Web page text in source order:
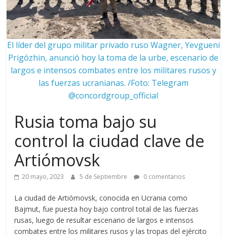
El líder del grupo militar privado ruso Wagner, Yevgueni
Prigózhin, anunció hoy la toma de la urbe, escenario de
largos e intensos combates entre los militares rusos y
las fuerzas ucranianas. /Foto: Telegram
@concordgroup_official
Rusia toma bajo su
control la ciudad clave de
Artiómovsk
20 mayo, 2023 5 de Septiembre 0 comentarios
La ciudad de Artiómovsk, conocida en Ucrania como
Bajmut, fue puesta hoy bajo control total de las fuerzas
rusas, luego de resultar escenario de largos e intensos
combates entre los militares rusos y las tropas del ejército